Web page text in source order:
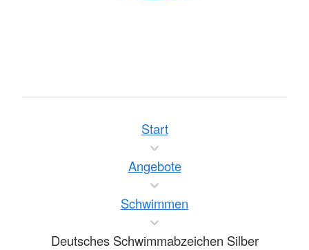
Start
Angebote
Schwimmen
Deutsches Schwimmabzeichen Silber